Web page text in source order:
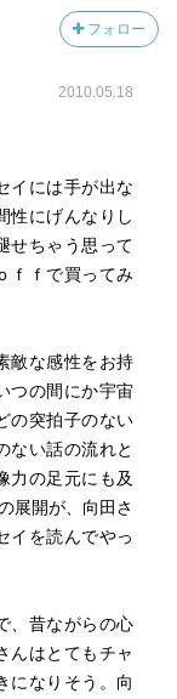
いや、習慣、
ちになって沈
ため手元に置く
がみ）」
今で言う包装紙
は靴の湿り気取
頃から途切れ
んどできなくな
クラップしてい
フォロー
2010.05.18
イには手が出な
性にげんなりし
せちゃう思って
ｆｆで買ってみ
敵な感性をお持
つの間にか宇宙
の突拍子のない
ない話の流れと
力の足元にも及
展開が、向田さ
イを読んでやっ
、昔ながらの心
んはとてもチャ
になりそう。向